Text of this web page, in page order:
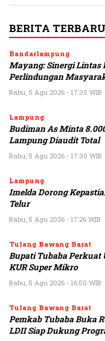
BERITA TERBARU
Bandarlampung
Mayang: Sinergi Lintas
Perlindungan
Rabu, 5 Agu 2026 - 17:35 WIB
Lampung
Budiman As Minta
Lampung Diaudit Total
Rabu, 5 Agu 2026 - 17:30 WIB
Lampung
Imelda Dorong
Telur
Rabu, 5 Agu 2026 - 17:26 WIB
Tulang Bawang Barat
Bupati Tubaba Perkuat
KUR Super Mikro
Rabu, 5 Agu 2026 - 16:50 WIB
Tulang Bawang Barat
Pemkab Tubaba Buka
LDII Siap Dukung